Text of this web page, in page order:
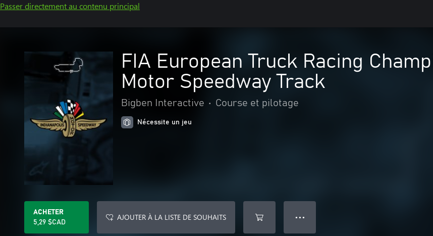
Passer directement au contenu principal
FIA European Truck Racing
Motor Speedway Track
Bigben Interactive • Course et pilotage
Nécessite un jeu
ACHETER
5,29 $CAD
AJOUTER À LA LISTE DE SOUHAITS ● ● ●